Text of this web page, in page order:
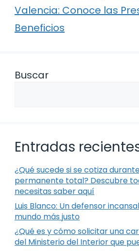
Valencia: Conoce las
Beneficios
Buscar
Entradas
¿Qué sucede si se cotiza
permanente total? Descubre
necesitas saber aquí
Luis Blanco: Un defensor
mundo más justo
¿Qué es y cómo solicitar una
del Ministerio del Interior que